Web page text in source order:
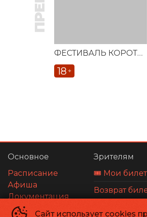
ФЕСТИВАЛЬ КОРОТКОМЕТРАЖНЫХ ФИЛЬМОВ «ВЕСТОЧКА»
18 +
Сайт использует cookies
Основное
Расписание
Афиша
Документация
О нас
Зрителям
🎟️ Мои
Возврат
Оплата